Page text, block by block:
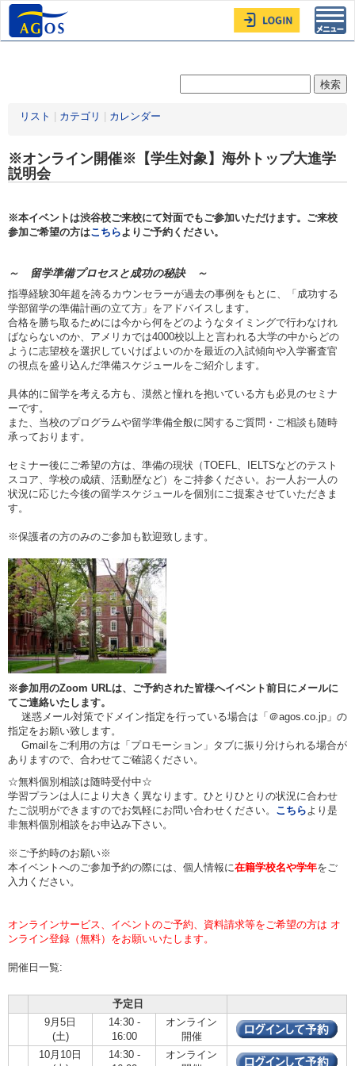
リスト カテゴリ カレンダー
※オンライン開催※【学生対象】海外トップ大進学
説明会
※本イベントは渋谷校ご来校にて対面でもご参加いただけます。ご来校
参加ご希望の方はこちらよりご予約ください。
～ 留学準備プロセスと成功の秘訣 ～
指導経験30年超を誇るカウンセラーが過去の事例をもとに、「成功する
学部留学の準備計画の立て方」をアドバイスします。
合格を勝ち取るためには今から何をどのようなタイミングで行わなけれ
ばならないのか、アメリカでは4000校以上と言われる大学の中からどの
ように志望校を選択していけばよいのかを最近の入試傾向や入学審査官
の視点を盛り込んだ準備スケジュールをご紹介します。
具体的に留学を考える方も、漠然と憧れを抱いている方も必見のセミナ
ーです。
また、当校のプログラムや留学準備全般に関するご質問・ご相談も随時
承っております。
セミナー後にご希望の方は、準備の現状（TOEFL、IELTSなどのテスト
スコア、学校の成績、活動歴など）をご持参ください。お一人お一人の
状況に応じた今後の留学スケジュールを個別にご提案させていただきま
す。
※保護者の方のみのご参加も歓迎致します。
※参加用のZoom URLは、ご予約された皆様へイベント前日にメールに
てご連絡いたします。
迷惑メール対策でドメイン指定を行っている場合は「＠agos.co.jp」の
指定をお願い致します。
Gmailをご利用の方は「プロモーション」タブに振り分けられる場合が
ありますので、合わせてご確認ください。
☆無料個別相談は随時受付中☆
学習プランは人により大きく異なります。ひとりひとりの状況に合わせ
たご説明ができますのでお気軽にお問い合わせください。 こちら より是
非無料個別相談をお申込み下さい。
※ご予約時のお願い※
本イベントへのご参加予約の際には、個人情報に在籍学校名や学年をご
入力ください。
オンラインサービス、イベントのご予約、資料請求等をご希望の方は オ
ンライン登録（無料）をお願いいたします。
開催日一覧:
予定日
9月5日
(土)
14:30 -
16:00
オンライン
開催
10月10日
14:30 -
オンライン